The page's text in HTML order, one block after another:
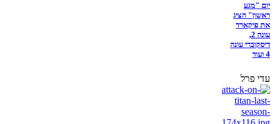
יום "מגע
ראשון" הציג
את פיקארד
עונה 2,
דיסקוברי עונה
4 ועוד
עדי פרל